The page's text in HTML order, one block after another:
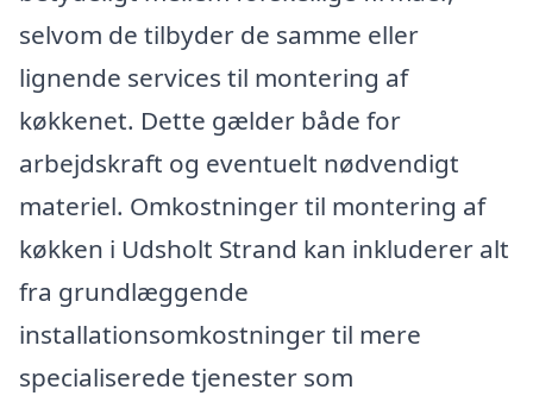
selvom de tilbyder de samme eller
lignende services til montering af
køkkenet. Dette gælder både for
arbejdskraft og eventuelt nødvendigt
materiel. Omkostninger til montering af
køkken i Udsholt Strand kan inkluderer alt
fra grundlæggende
installationsomkostninger til mere
specialiserede tjenester som